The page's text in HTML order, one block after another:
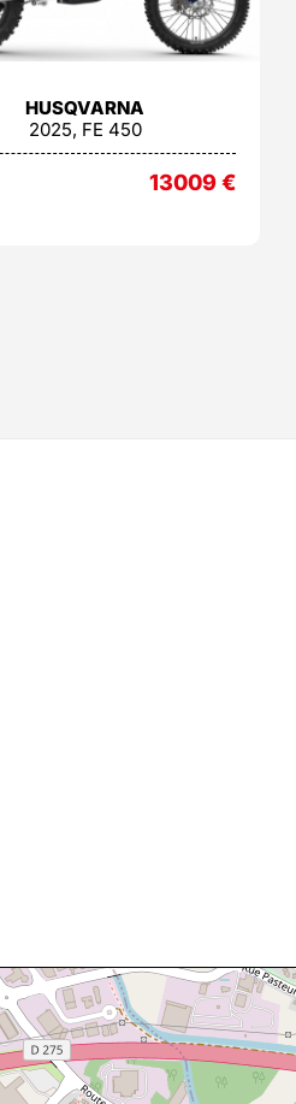
HUSQVARNA
2025, FE 450
13009€